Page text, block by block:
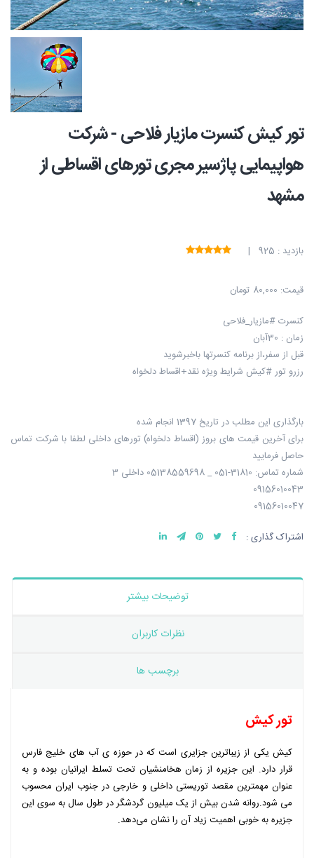
تور کیش کنسرت مازیار فلاحی - شرکت
هواپیمایی پاژسیر مجری تورهای اقساطی از
مشهد
بازدید : 925 |
قیمت: 80,000 تومان
کنسرت #مازیار_فلاحی
زمان : 30آبان
قبل از سفر،از برنامه کنسرتها باخبرشوید
رزرو تور #کیش شرایط ویژه نقد+اقساط دلخواه
بارگذاری این مطلب در تاریخ 1397 انجام شده
برای آخرین قیمت های بروز (اقساط دلخواه) تورهای داخلی لطفا با شرکت تماس
حاصل فرمایید
شماره تماس: 31810-051 _ 05138559698 داخلی 3
09156010043
09156010047
اشتراک گذاری :
توضیحات بیشتر
نظرات کاربران
برچسب ها
تور کیش
کیش یکی از زیباترین جزایری است که در حوزه ی آب های خلیج فارس
قرار دارد. این جزیره از زمان هخامنشیان تحت تسلط ایرانیان بوده و به
عنوان مهمترین مقصد توریستی داخلی و خارجی در جنوب ایران محسوب
می شود.روانه شدن بیش از یک میلیون گردشگر در طول سال به سوی این
جزیره به خوبی اهمیت زیاد آن را نشان می‌دهد.